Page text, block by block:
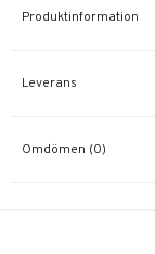
Produktinformation
Leverans
Omdömen (0)